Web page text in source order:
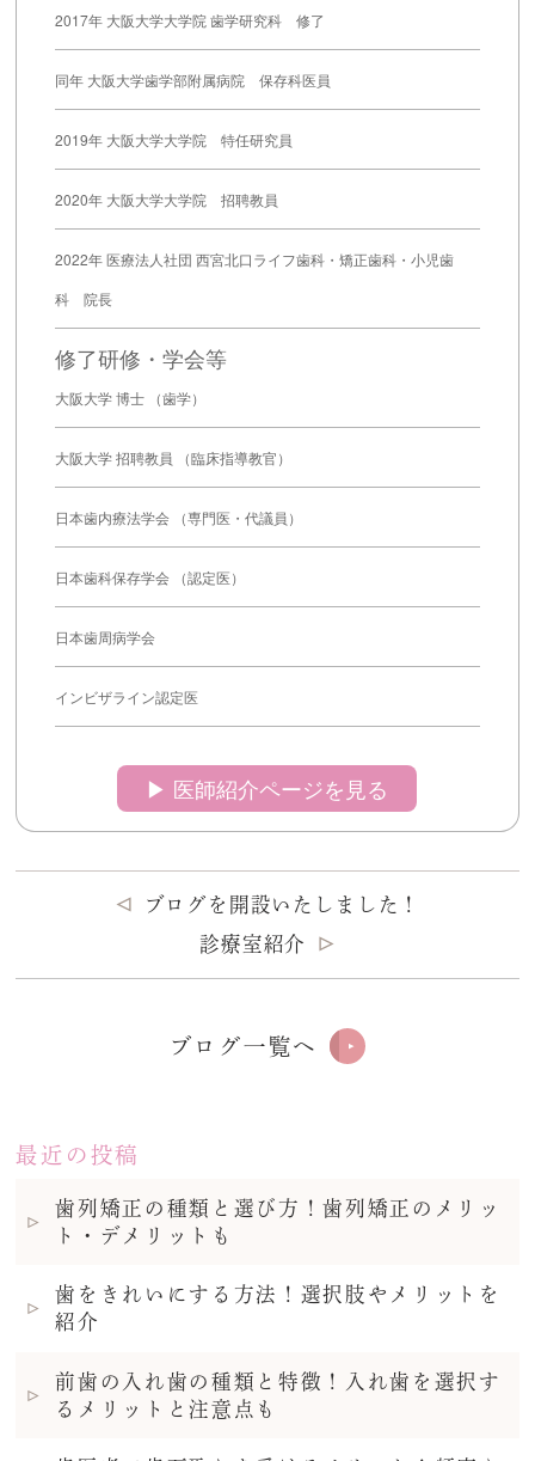
2017年 大阪大学大学院 歯学研究科 修了
同年 大阪大学歯学部附属病院 保存科医員
2019年 大阪大学大学院 特任研究員
2020年 大阪大学大学院 招聘教員
2022年 医療法人社団 西宮北口ライフ歯科・矯正歯科・小児歯
科 院長
修了研修・学会等
大阪大学 博士 （歯学）
大阪大学 招聘教員 （臨床指導教官）
日本歯内療法学会 （専門医・代議員）
日本歯科保存学会 （認定医）
日本歯周病学会
インビザライン認定医
▶︎ 医師紹介ページを見る
ブログを開設いたしました！
診療室紹介
ブログ一覧へ
最近の投稿
歯列矯正の種類と選び方！歯列矯正のメリッ
ト・デメリットも
歯をきれいにする方法！選択肢やメリットを
紹介
前歯の入れ歯の種類と特徴！入れ歯を選択す
るメリットと注意点も